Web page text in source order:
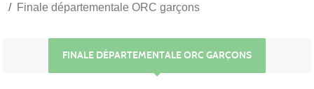
Finale départementale ORC garçons
FINALE DÉPARTEMENTALE ORC GARÇONS